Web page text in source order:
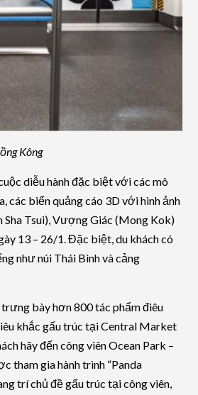
Kông
diễu hành đặc biệt với các mô
các biển quảng cáo 3D với hình ảnh
Tsui), Vượng Giác (Mong Kok)
13 – 26/1. Đặc biệt, du khách có
như núi Thái Bình và cảng
bày hơn 800 tác phẩm điêu
khắc gấu trúc tại Central Market
hãy đến công viên Ocean Park –
tham gia hành trình “Panda
trí chủ đề gấu trúc tại công viên,